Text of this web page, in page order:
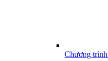
Chương